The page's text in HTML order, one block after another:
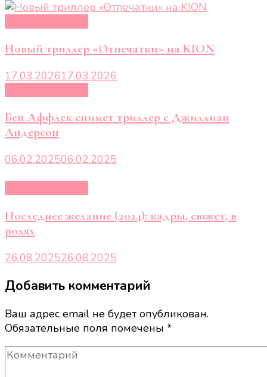
Новый триллер «Отпечатки» на KION
17.03.202617.03.2026
Бен Аффлек снимет триллер с Джиллиан
Андерсон
06.02.202506.02.2025
Последнее желание (2024): кадры, сюжет, в
ролях
26.08.202526.08.2025
Добавить комментарий
Ваш адрес email не будет опубликован.
Обязательные поля помечены *
Комментарий